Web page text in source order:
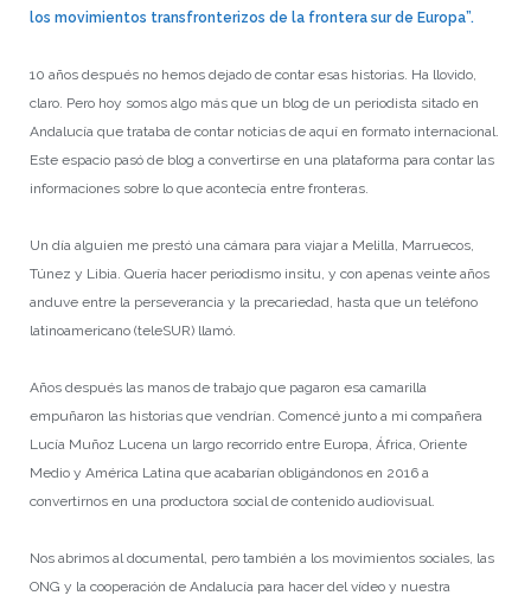
los movimientos transfronterizos de la frontera sur de Europa”.
10 años después no hemos dejado de contar esas historias. Ha llovido,
claro. Pero hoy somos algo más que un blog de un periodista sitado en
Andalucía que trataba de contar noticias de aquí en formato internacional.
Este espacio pasó de blog a convertirse en una plataforma para contar las
informaciones sobre lo que acontecía entre fronteras.
Un día alguien me prestó una cámara para viajar a Melilla, Marruecos,
Túnez y Libia. Quería hacer periodismo insitu, y con apenas veinte años
anduve entre la perseverancia y la precariedad, hasta que un teléfono
latinoamericano (teleSUR) llamó.
Años después las manos de trabajo que pagaron esa camarilla
empuñaron las historias que vendrían. Comencé junto a mi compañera
Lucía Muñoz Lucena un largo recorrido entre Europa, África, Oriente
Medio y América Latina que acabarían obligándonos en 2016 a
convertirnos en una productora social de contenido audiovisual.
Nos abrimos al documental, pero también a los movimientos sociales, las
ONG y la cooperación de Andalucía para hacer del vídeo y nuestra